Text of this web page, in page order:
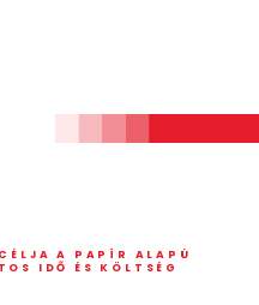
A PAPÍR ALAPÚ
IDŐ ÉS KÖLTSÉG